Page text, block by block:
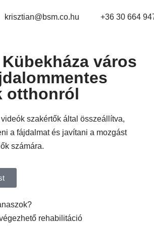
krisztian@bsm.co.hu +36 30 664
város
otthonról
szakértők által összeállítva,
a fájdalmat és javítani a mozgást
számára.
rehabilitáció